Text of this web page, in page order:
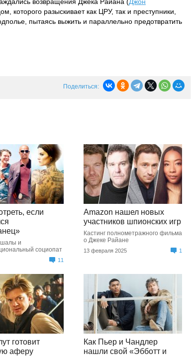
которого разыскивает как ЦРУ, так и преступники,
пытаясь выжить и параллельно предотвратить
Поделиться:
если
и
социопат
11
Amazon нашел новых
участников шпионских игр
Кастинг полнометражного фильма
о Джеке Райане
13 февраля 2025 1
готовит
аферу
Как Пьер и Чандлер
нашли свой «Эбботт и